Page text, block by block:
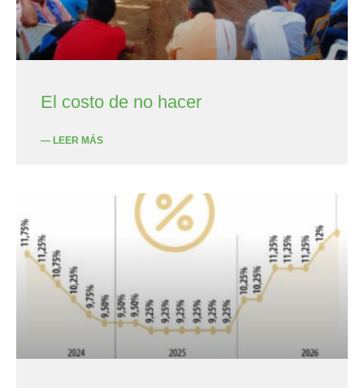
El costo de no hacer
— LEER MÁS